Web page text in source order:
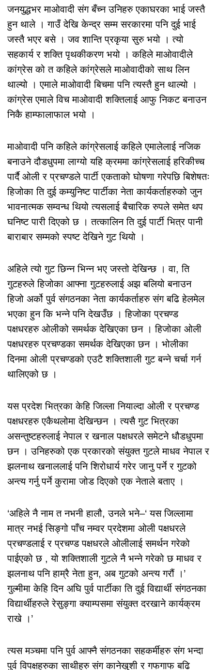
जनयुद्धभर माओवादी संग बँच्न उनिहरु एकाघरका भाई जस्तै
हुन थाले । गाउँ देखि केन्द्र सम्म सरकारमा पनि दुई भाई
जस्तै भएर बसे । जव शान्ति प्रकृया सुरु भयो । त्यो
सहकार्य र शक्ति पृथकीकरण भयो । कहिले माओवादीले
कांग्रेस को त कहिले कांग्रेसले माओवादीको साथ लिन
थाल्यो । एमाले माओवादी बिचमा पनि त्यस्तै हुन थाल्यो ।
कांग्रेस एमाले विच माओवादी शक्तिलाई आफु निकट बनाउन
निकै हाम्फालाफाल भयो ।
माओवादी पनि कहिले कांग्रेसलाई कहिले एमालेलाई नजिक
बनाउने दौडधुपमा लाग्यो यहि क्रममा कांग्रेसलाई हरिकीच्च
पार्दै ओली र प्रचण्डले पार्टी एकताको घोषणा गरेपछि बिशेषतः
हिजोका ति दुई कम्युनिष्ट पार्टीका नेता कार्यकर्ताहरुको जुन
भावनात्मक सम्वन्ध थियो त्यसलाई बैचारिक रुपले समेत थप
घनिष्ट पारी दिएको छ । तत्कालिन ति दुई पार्टी भित्र पानी
बाराबार सम्मको स्पष्ट देखिने गुट थियो ।
अहिले त्यो गुट छिन्न भिन्न भए जस्तो देखिन्छ । वा, ति
गुटहरुले हिजोका आफ्ना गुटहरुलाई अझ बलियो बनाउन
हिजो अर्को पुर्व संगठनका नेता कार्यकर्ताहरु संग बढि हेलमेल
भएका हुन कि भन्ने पनि देखउँछ । हिजोका प्रचण्ड
पक्षधरहरु ओलीको समर्थक देखिएका छन । हिजोका ओली
पक्षधरहरु प्रचण्डका समर्थक देखिएका छन । भोलीका
दिनमा ओली प्रचण्डको एउटै शक्तिशाली गुट बन्ने चर्चा गर्न
थालिएको छ ।
यस प्रदेश भित्रका केहि जिल्ला नियाल्दा ओली र प्रचण्ड
पक्षधरहरु एकैथलोमा देखिन्छन । त्यसै गुट भित्रका
असन्तुष्टहरुलाई नेपाल र खनाल पक्षधरले समेटने धौडधुपमा
छन । उनिहरुको एक प्रकारको संयुक्त गुटले माधव नेपाल र
झलनाथ खनाललाई पनि शिरोधार्य गरेर जानु पर्ने र गुटको
अन्त्य गर्नु पर्ने कुरामा जोड दिएको एक नेताले बताए ।
‘अहिले नै नाम त नभनी हालौ, उनले भने–‘ यस जिल्लामा
मात्र नभई सिङ्गो पाँच नम्वर प्रदेशमा ओली पक्षधरले
प्रचण्डलाई र प्रचण्ड पक्षधरले ओलीलाई समर्थन गरेको
पाईएको छ , यो शक्तिशाली गुटले नै भन्ने गरेको छ माधव र
झलनाथ पनि हाम्रै नेता हुन, अब गुटको अन्त्य गरौं ।’
गुल्मीमा केहि दिन अघि पुर्व पार्टीका ति दुई विद्यार्थी संगठनका
विद्यार्थीहरुले रेसुङ्गा क्याम्पसमा संयुक्त दरखाने कार्यक्रम
राखे ।’
त्यस मञ्चमा पनि पुर्व आफ्नै संगठनका सहकर्मीहरु संग भन्दा
पुर्व विपक्षहरुका साथीहरु संग कानेखुशी र गफगाफ बढि